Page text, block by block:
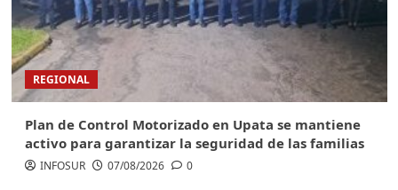
REGIONAL
Plan de Control Motorizado en Upata se mantiene
activo para garantizar la seguridad de las familias
INFOSUR 07/08/2026 0